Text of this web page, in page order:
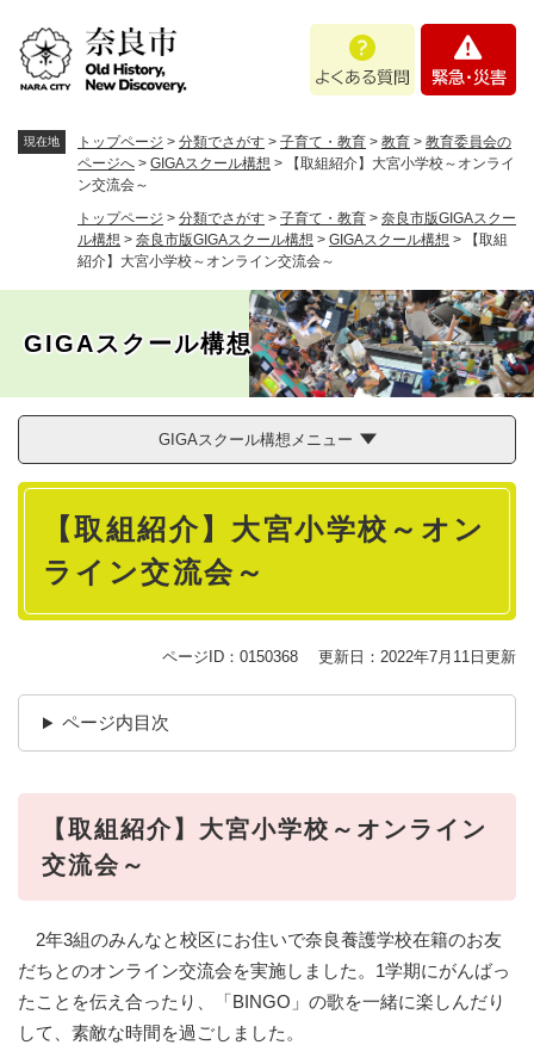
あ
問
・
現在地 トップページ > 分類でさがす > 子育て・教育 > 教育 > 教育委員会の
ページへ > GIGAスクール構想 >
【取組紹介】大宮小学校～オンライ
ン交流会～
トップページ > 分類でさがす > 子育て・教育 > 奈良市版GIGAスクー
ル構想 > 奈良市版GIGAスクール構想 > GIGAスクール構想 >
【取組
紹介】大宮小学校～オンライン交流会～
GIGAスクール構想
GIGAスクール構想メニュー
本
【取組紹介】大宮小学校～オン
ライン交流会～
ページID：0150368 更新日：2022年7月11日更新
ページ内目次
【取組紹介】大宮小学校～オンライン
交流会～
2年3組のみんなと校区にお住いで奈良養護学校在籍のお友
だちとのオンライン交流会を実施しました。1学期にがんばっ
たことを伝え合ったり、「BINGO」の歌を一緒に楽しんだり
して、素敵な時間を過ごしました。